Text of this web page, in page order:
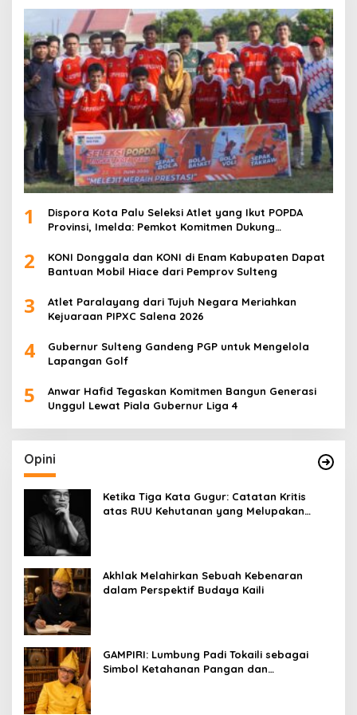
1
Dispora Kota Palu Seleksi Atlet yang Ikut POPDA
Provinsi, Imelda: Pemkot Komitmen Dukung
2
KONI Donggala dan KONI di Enam Kabupaten Dapat
Bantuan Mobil Hiace dari Pemprov Sulteng
3
Atlet Paralayang dari Tujuh Negara Meriahkan
Kejuaraan PIPXC Salena 2026
4
Gubernur Sulteng Gandeng PGP untuk Mengelola
Lapangan Golf
5
Anwar Hafid Tegaskan Komitmen Bangun Generasi
Unggul Lewat Piala Gubernur Liga 4
Opini
Ketika Tiga Kata Gugur: Catatan Kritis
atas RUU Kehutanan yang Melupakan
Akhlak Melahirkan Sebuah Kebenaran
dalam Perspektif Budaya Kaili
GAMPIRI: Lumbung Padi Tokaili sebagai
Simbol Ketahanan Pangan dan